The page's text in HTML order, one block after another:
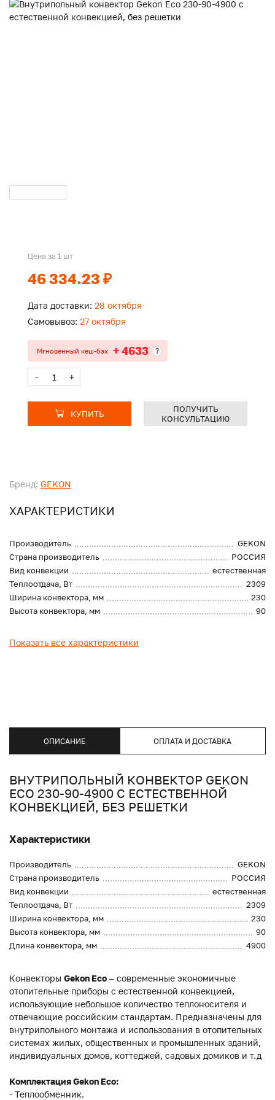
Бренд: GEKON
ХАРАКТЕРИСТИКИ
Производитель
GEKON
Страна производитель
РОССИЯ
Вид конвекции
естественная
Теплоотдача, Вт
2309
Ширина конвектора, мм
230
Высота конвектора, мм
90
Показать все характеристики
Цена за 1 шт
46 334.23 ₽
Дата доставки: 28 октября
Самовывоз: 27 октября
Мгновенный кеш-бэк + 4633 ?
- +
КУПИТЬ
ПОЛУЧИТЬ
КОНСУЛЬТАЦИЮ
ОПИСАНИЕ ОПЛАТА И ДОСТАВКА
ВНУТРИПОЛЬНЫЙ КОНВЕКТОР GEKON
ECO 230-90-4900 С ЕСТЕСТВЕННОЙ
КОНВЕКЦИЕЙ, БЕЗ РЕШЕТКИ
Характеристики
Производитель
GEKON
Страна производитель
РОССИЯ
Вид конвекции
естественная
Теплоотдача, Вт
2309
Ширина конвектора, мм
230
Высота конвектора, мм
90
Длина конвектора, мм
4900
Конвекторы Gekon Eco – современные экономичные
отопительные приборы с естественной конвекцией,
использующие небольшое количество теплоносителя и
отвечающие российским стандартам. Предназначены для
внутрипольного монтажа и использования в отопительных
системах жилых, общественных и промышленных зданий,
индивидуальных домов, коттеджей, садовых домиков и т.д
Комплектация Gekon Eco:
- Теплообменник.